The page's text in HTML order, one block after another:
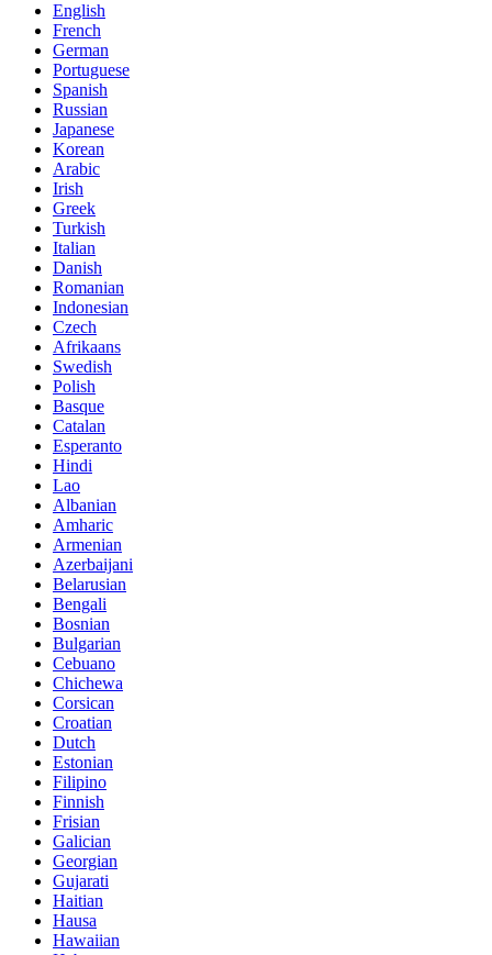
English
French
German
Portuguese
Spanish
Russian
Japanese
Korean
Arabic
Irish
Greek
Turkish
Italian
Danish
Romanian
Indonesian
Czech
Afrikaans
Swedish
Polish
Basque
Catalan
Esperanto
Hindi
Lao
Albanian
Amharic
Armenian
Azerbaijani
Belarusian
Bengali
Bosnian
Bulgarian
Cebuano
Chichewa
Corsican
Croatian
Dutch
Estonian
Filipino
Finnish
Frisian
Galician
Georgian
Gujarati
Haitian
Hausa
Hawaiian